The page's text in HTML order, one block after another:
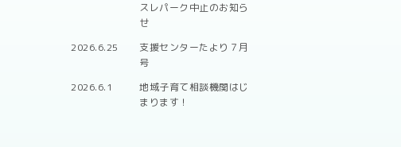
スレパーク中止のお知ら
せ
2026.6.25
支援センターたより７月
号
2026.6.1
地域子育て相談機関はじ
まります！